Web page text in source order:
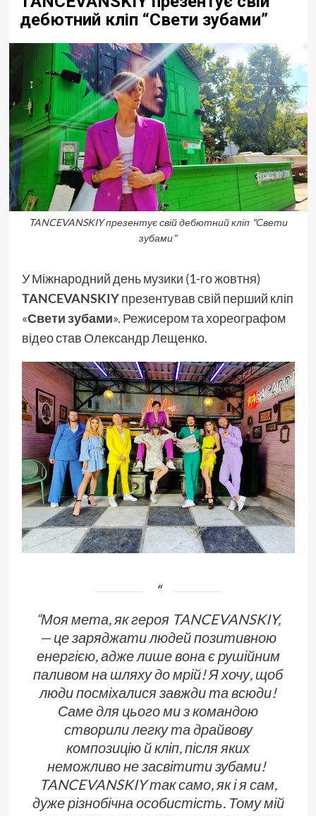
дебютний кліп “Свети зубами”
TANCEVANSKIY презентує свій дебютний кліп "Свети
зубами"
У Міжнародний день музики (1-го жовтня)
TANCEVANSKIYпрезентував свій перший кліп
«Свети зубами». Режисером та хореографом
відео став Олександр Лещенко.
“Моя мета, як героя TANCEVANSKIY,
— це заряджати людей позитивною
енергією, адже лише вона є рушійним
паливом на шляху до мрій! Я хочу, щоб
люди посміхалися завжди та всюди!
Саме для цього ми з командою
створили легку та драйвову
композицію й кліп, після яких
неможливо не засвітити зубами!
TANCEVANSKIY так само, як і я сам,
дуже різнобічна особистість. Тому мій